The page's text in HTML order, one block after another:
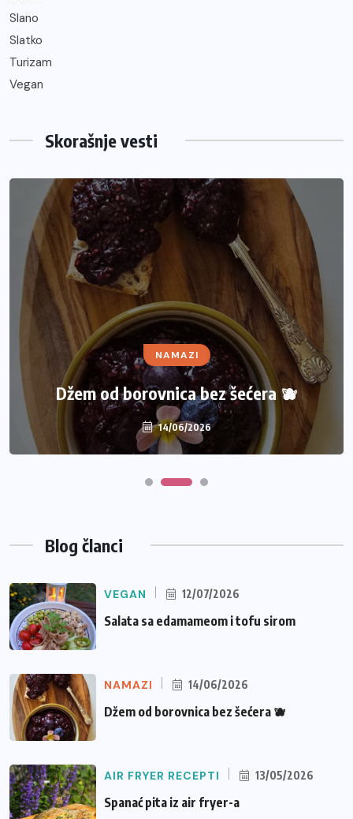
Slano
Slatko
Turizam
Vegan
Skorašnje vesti
NAMAZI
Džem od borovnica bez šećera 🫐
14/06/2026
Blog članci
VEGAN 12/07/2026
Salata sa edamameom i tofu sirom
NAMAZI 14/06/2026
Džem od borovnica bez šećera 🫐
AIR FRYER RECEPTI 13/05/2026
Spanać pita iz air fryer-a